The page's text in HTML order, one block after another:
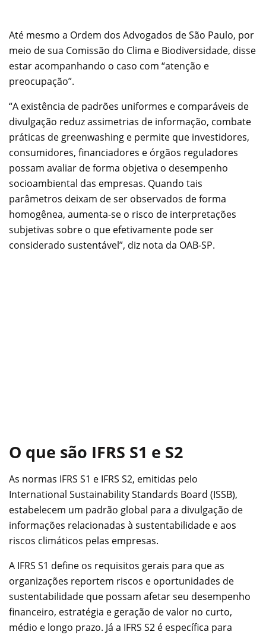
Até mesmo a Ordem dos Advogados de São Paulo, por
meio de sua Comissão do Clima e Biodiversidade, disse
estar acompanhando o caso com “atenção e
preocupação”.
“A existência de padrões uniformes e comparáveis de
divulgação reduz assimetrias de informação, combate
práticas de greenwashing e permite que investidores,
consumidores, financiadores e órgãos reguladores
possam avaliar de forma objetiva o desempenho
socioambiental das empresas. Quando tais
parâmetros deixam de ser observados de forma
homogênea, aumenta-se o risco de interpretações
subjetivas sobre o que efetivamente pode ser
considerado sustentável”, diz nota da OAB-SP.
O que são IFRS S1 e S2
As normas IFRS S1 e IFRS S2, emitidas pelo
International Sustainability Standards Board (ISSB),
estabelecem um padrão global para a divulgação de
informações relacionadas à sustentabilidade e aos
riscos climáticos pelas empresas.
A IFRS S1 define os requisitos gerais para que as
organizações reportem riscos e oportunidades de
sustentabilidade que possam afetar seu desempenho
financeiro, estratégia e geração de valor no curto,
médio e longo prazo. Já a IFRS S2 é específica para